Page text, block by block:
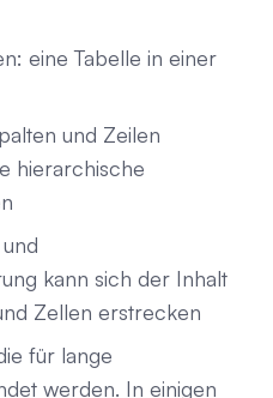
eine Tabelle in einer
und Zeilen
hierarchische
kann sich der Inhalt
Zellen erstrecken
für lange
werden. In einigen